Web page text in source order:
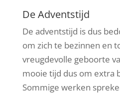
De Adventstijd
De adventstijd is dus
om zich te bezinnen en
vreugdevolle geboorte
mooie tijd dus om extra
Sommige werken